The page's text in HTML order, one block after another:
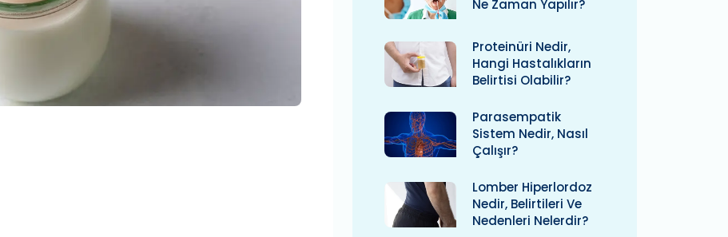
Ne Zaman Yapılır?
Proteinüri Nedir,
Hangi Hastalıkların
Belirtisi Olabilir?
Parasempatik
Sistem Nedir, Nasıl
Çalışır?
Lomber Hiperlordoz
Nedir, Belirtileri Ve
Nedenleri Nelerdir?